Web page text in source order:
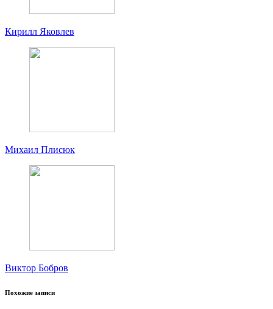
Кирилл Яковлев
Михаил Плисюк
Виктор Бобров
Похожие записи